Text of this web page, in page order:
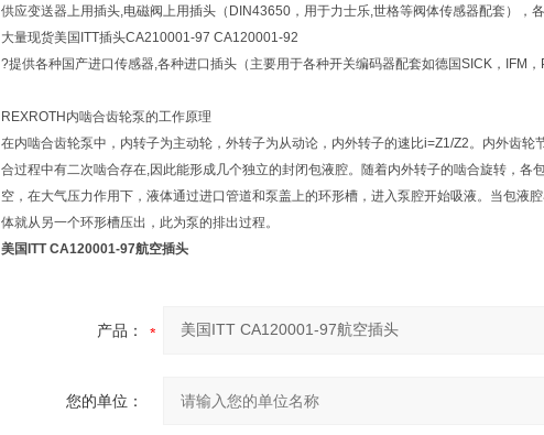
供应变送器上用插头,电磁阀上用插头（DIN43650，用于力士乐,世格等阀体传感器配套），
大量现货美国ITT插头CA210001-97 CA120001-92
?提供各种国产进口传感器,各种进口插头（主要用于各种开关编码器配套如德国SICK，IFM，
REXROTH内啮合齿轮泵的工作原理
在内啮合齿轮泵中，内转子为主动轮，外转子为从动论，内外转子的速比i=Z1/Z2。内外齿
合过程中有二次啮合存在,因此能形成几个独立的封闭包液腔。随着内外转子的啮合旋转，
空，在大气压力作用下，液体通过进口管道和泵盖上的环形槽，进入泵腔开始吸液。当包液
体就从另一个环形槽压出，此为泵的排出过程。
美国ITT CA120001-97航空插头
产品：
您的单位：